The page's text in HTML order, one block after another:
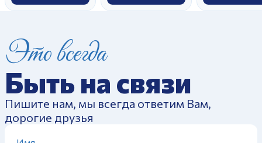
Это всегда
Быть на связи
Пишите нам, мы всегда ответим Вам,
дорогие друзья